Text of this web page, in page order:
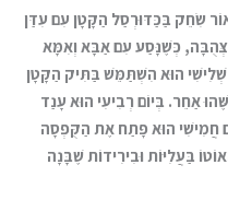
שִׂחֵק בַּכַּדּוּרְסַל הַקָּטָן עִם עִדַּן
כְּשֶׁנָּסַע עִם אַבָּא וְאִמָּא
הוּא הִשְׁתַּמֵּשׁ בַּתִּיק הַקָּטָן
אַחֵר. בְּיוֹם רְבִיעִי הוּא עָנַד
חֲמִישִׁי הוּא פָּתַח אֶת הַקֻּפְסָה
בַּעֲלִיּוֹת וּבִירִידוֹת שֶׁבָּנָה